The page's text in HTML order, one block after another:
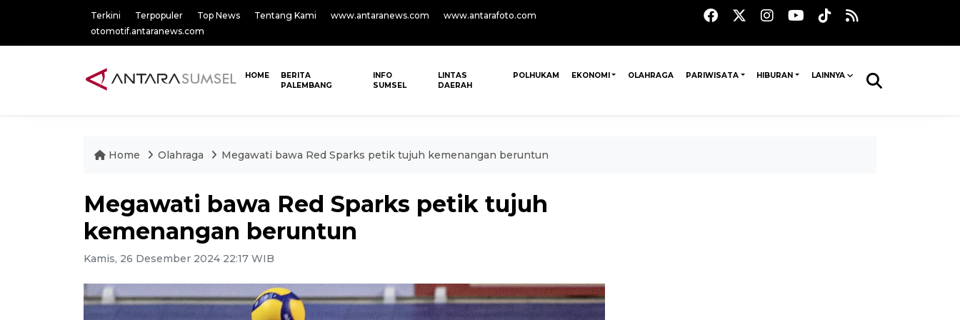
Terkini Terpopuler Top News Tentang Kami www.antaranews.com
www.antarafoto.com
otomotif.antaranews.com
HOME
BERITA
PALEMBANG
INFO
SUMSEL
LINTAS
DAERAH
POLHUKAM EKONOMI OLAHRAGA PARIWISATA HIBURAN LAINNYA
Home Olahraga Megawati bawa Red Sparks petik tujuh kemenangan beruntun
Megawati bawa Red Sparks petik tujuh
kemenangan beruntun
Kamis, 26 Desember 2024 22:17 WIB